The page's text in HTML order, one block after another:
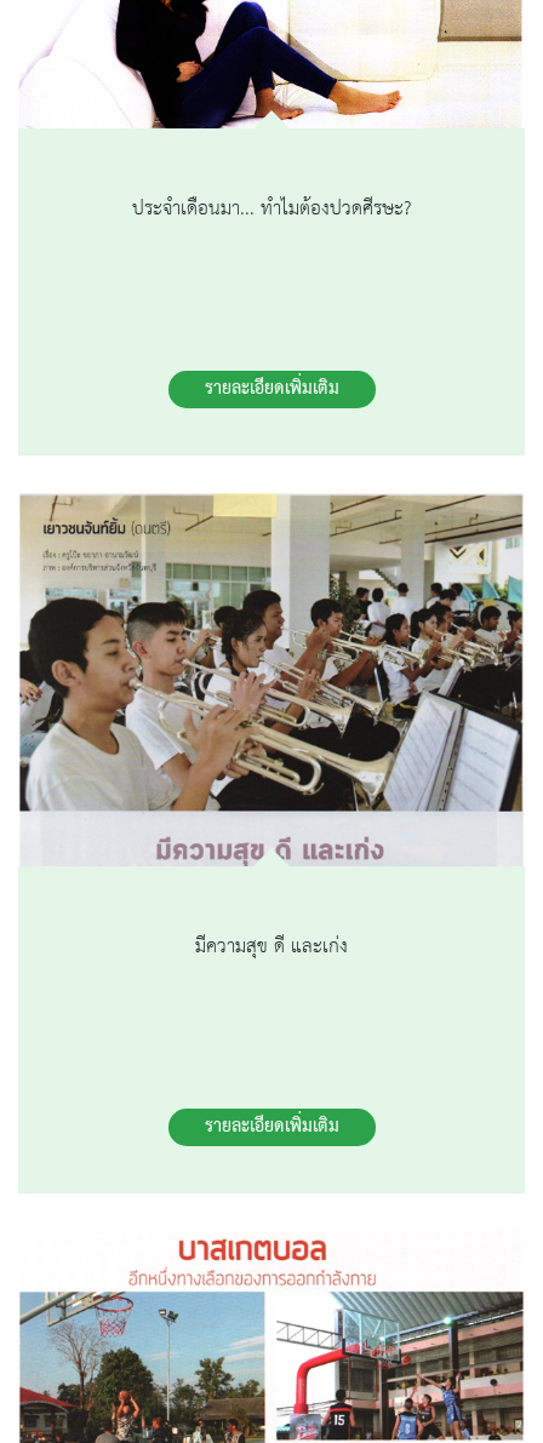
ประจำเดือนมา... ทำไมต้องปวดศีรษะ?
รายละเอียดเพิ่มเติม
มีความสุข ดี และเก่ง
รายละเอียดเพิ่มเติม